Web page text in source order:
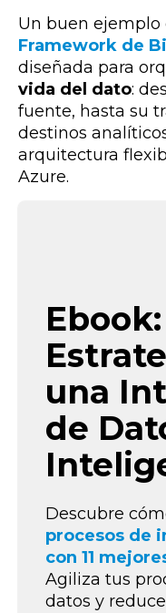
Un buen ejemplo
Framework de
diseñada para
vida del dato:
fuente, hasta su
destinos
arquitectura
Azure.
Ebook:
una
de
Descubre
procesos de
con 11
Agiliza tus
datos y